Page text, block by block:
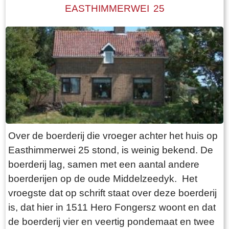
geroeid. Dat was een hele opgave, zowel voor
de roeiers als voor de dominee zelf, vooral als
het slecht weer was. Boven de ingang aan de
zuidzijde van de kerk is een steen ingemetseld
waarop te lezen staat: `De eerste steen deser
Nieuwe kerke was gelegd door Frans Julius
Johan van Eisinga aet 18 Kleinzoon van de
heer Grietman Vegelin van Claerbergen`. De
kerk heeft zes gebrandschilderde ramen,
gemaakt door Ype Staak, een 18e eeuwse
glazenier uit Sneek. Dat deze ramen in goede
staat bewaard zijn gebleven, zegt vermoedelijk
iets over de moeilijke bereikbaarheid van
Goingarijp in de 18e eeuw. Aan de westzijde
EASTHIMMERWEI 25
Over de boerderij die vroeger achter het huis op
Easthimmerwei 25 stond, is weinig bekend. De
boerderij lag, samen met een aantal andere
boerderijen op de oude Middelzeedyk. Het
vroegste dat op schrift staat over deze boerderij
is, dat hier in 1511 Hero Fongersz woont en dat
de boerderij vier en veertig pondemaat en twee